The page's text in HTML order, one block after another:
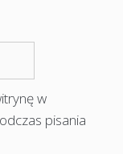
w
pisania